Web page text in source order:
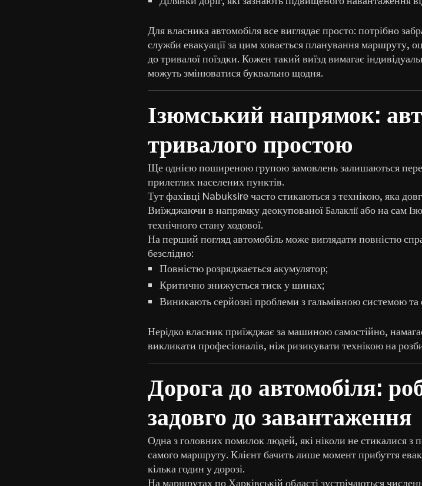
Для власника автомобіля все виглядає просто: потрібно
служби евакуації за цим ховається планування маршруту,
до тривалої поїздки. Кожен такий виїзд вимагає
можуть змінюватися буквально щодня.
Ізюмський напрямок:
тривалого простою
Ще однією поширеною групою замовлень залишаються
прилеглих населених пунктів.
Тут фахівці Nabuksire часто стикаються з технікою, яка
Виїжджаючи в напрямку деокупованоїБалакліїабо на сам
технічного стану ходової.
На перший погляд автомобіль може виглядати повністю
безслідно:
Повністю розряджається акумулятор;
Критично знижується тиск у шинах;
Виникають серйозні проблеми з гальмівною системою та
Нерідко власник приїжджає за машиною самостійно,
викликати професіоналів, ніж ризикувати технікою на
Дорога до автомобіля:
задовго до завантаження
Одна з головних помилок людей, які ніколи не стикалися з
самого маршруту. Клієнт бачить лише момент прибуття
кілька годин у дорозі.
На маршрутах по Харківській області зустрічаються